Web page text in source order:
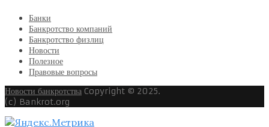
Банки
Банкротство компаний
Банкротство физлиц
Новости
Полезное
Правовые вопросы
Новости банкротства Copyright © 2025.
(c) Bankrot.org